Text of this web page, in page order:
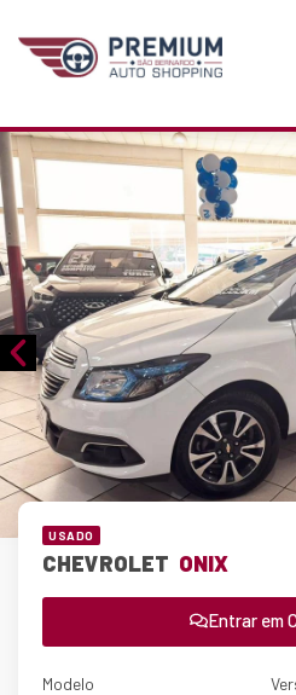
USADO
CHEVROLET ONIX
Entrar em
Modelo